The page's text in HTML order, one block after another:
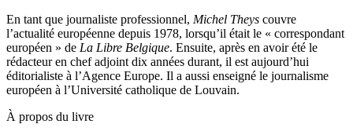
En tant que journaliste professionnel, Michel Theys couvre
l’actualité européenne depuis 1978, lorsqu’il était le « correspondant
européen » de La Libre Belgique. Ensuite, après en avoir été le
rédacteur en chef adjoint dix années durant, il est aujourd’hui
éditorialiste à l’Agence Europe. Il a aussi enseigné le journalisme
européen à l’Université catholique de Louvain.
À propos du livre